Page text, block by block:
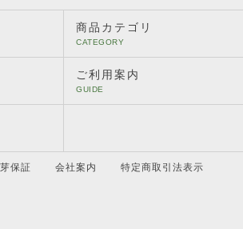
ーム
トロベリー
商品カテゴリ
ご利用案内
保証 会社案内 特定商取引法表示